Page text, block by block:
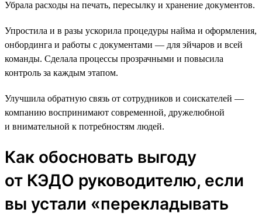
Убрала расходы на печать, пересылку и хранение документов.
Упростила и в разы ускорила процедуры найма и оформления,
онбординга и работы с документами — для эйчаров и всей
команды. Сделала процессы прозрачными и повысила
контроль за каждым этапом.
Улучшила обратную связь от сотрудников и соискателей —
компанию воспринимают современной, дружелюбной
и внимательной к потребностям людей.
Как обосновать выгоду
от КЭДО руководителю, если
вы устали «перекладывать